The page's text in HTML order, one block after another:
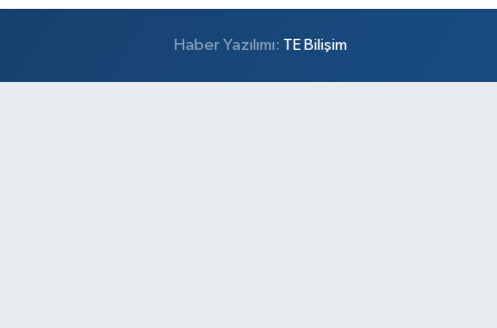
Haber Yazılımı: TE Bilişim